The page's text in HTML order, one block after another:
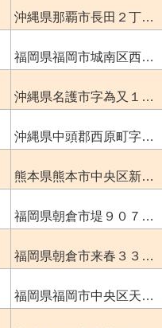
沖縄県那覇市長田２丁…
福岡県福岡市城南区西…
沖縄県名護市字為又１…
沖縄県中頭郡西原町字…
熊本県熊本市中央区新…
福岡県朝倉市堤９０７…
福岡県朝倉市来春３３…
福岡県福岡市中央区天…